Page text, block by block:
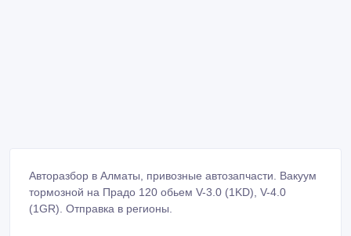
Авторазбор в Алматы, привозные автозапчасти. Вакуум
тормозной на Прадо 120 обьем V-3.0 (1KD), V-4.0
(1GR). Отправка в регионы.